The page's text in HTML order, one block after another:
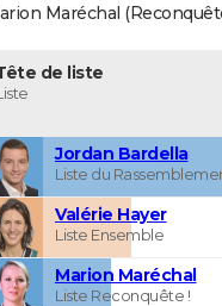
Maréchal
de liste
Jordan Bardella
Liste du
Valérie Hayer
Liste Ensemble
Marion Maréchal
Liste Reconquête !